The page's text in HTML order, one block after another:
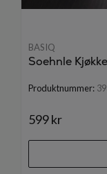
BASIQ
Soehnle
Produktnummer:
599 kr